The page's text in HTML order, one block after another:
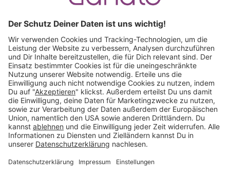
+49 (0) 511 51 56 0300
schreib uns eineE-Mail
Käuferschutz inklusive Kauf auf Rechnung
Mitglied im:
Deutschland